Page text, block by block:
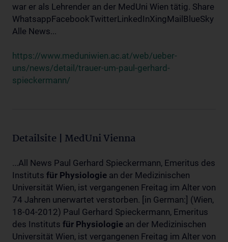
war er als Lehrender an der MedUni Wien tätig. Share
WhatsappFacebookTwitterLinkedInXingMailBlueSky
Alle News...
https://www.meduniwien.ac.at/web/ueber-
uns/news/detail/trauer-um-paul-gerhard-
spieckermann/
Detailsite | MedUni Vienna
...All News Paul Gerhard Spieckermann, Emeritus des
Instituts für Physiologie an der Medizinischen
Universität Wien, ist vergangenen Freitag im Alter von
74 Jahren unerwartet verstorben. [in German:] (Wien,
18-04-2012) Paul Gerhard Spieckermann, Emeritus
des Instituts für Physiologie an der Medizinischen
Universität Wien, ist vergangenen Freitag im Alter von